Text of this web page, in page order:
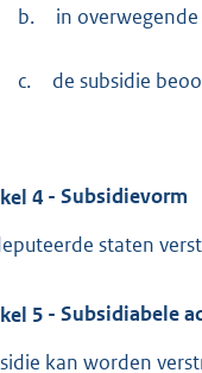
b. in
c. de subsidie
4 - Subsidievorm
staten
5 - Subsidiabele
kan worden